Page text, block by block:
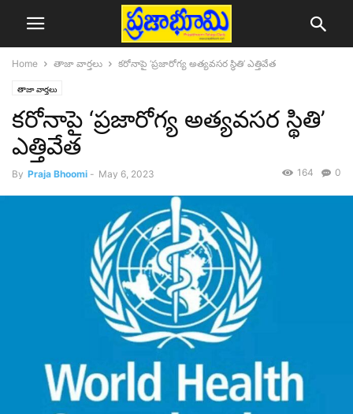
Home తాజా వార్తలు కరోనాపై ‘ప్రజారోగ్య అత్యవసర స్థితి’ ఎత్తివేత
తాజా వార్తలు
కరోనాపై ‘ప్రజారోగ్య అత్యవసర స్థితి’
ఎత్తివేత
By Praja Bhoomi - May 6, 2023 0
164